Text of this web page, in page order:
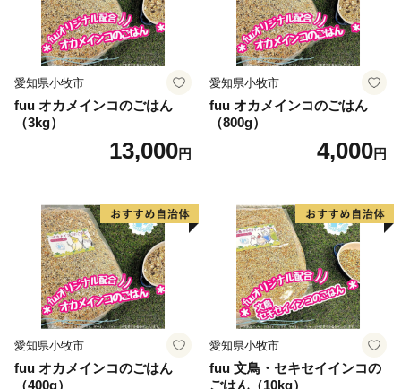
愛知県小牧市
fuu オカメインコのごはん
（3kg）
13,000円
愛知県小牧市
fuu オカメインコのごはん
（800g）
4,000円
愛知県小牧市
fuu オカメインコのごはん
（400g）
愛知県小牧市
fuu 文鳥・セキセイインコの
ごはん（10kg）